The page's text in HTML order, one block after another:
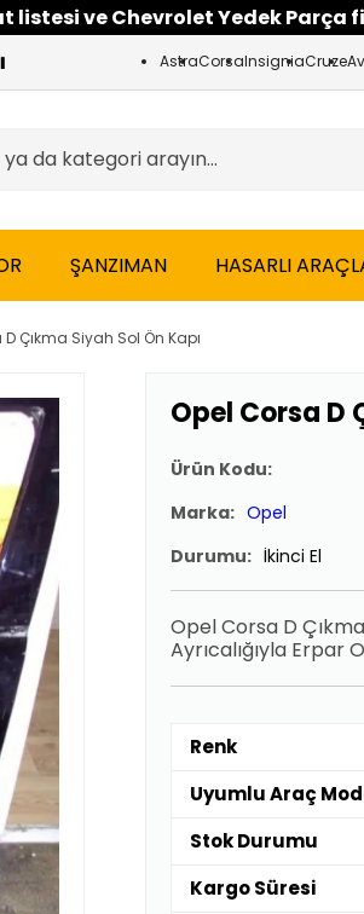
listesi ve Chevrolet Yedek
AstraCorsaInsigniaCruze
ŞANZIMAN HASARLI
Çıkma Siyah Sol Ön Kapı
Opel Corsa D
Ürün Kodu:
Marka: Opel
Durumu: İkinci El
Opel Corsa D
Ayrıcalığıyla Erpar
Renk
Uyumlu Araç
Stok Durumu
Kargo Süresi